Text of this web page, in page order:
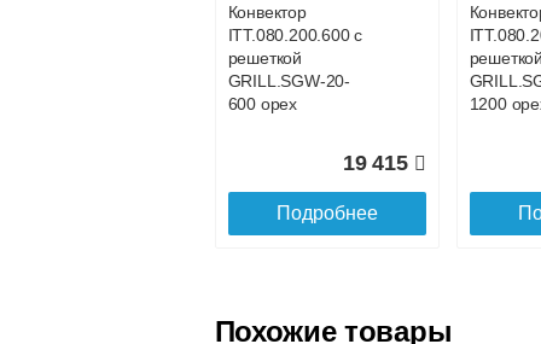
Доставка в регионы России.
Конвектор
ITT.080.200.600 с
решеткой
GRILL.SGW-20-
600 орех
19 415
Подробнее
решеткой
1200
Похожие товары